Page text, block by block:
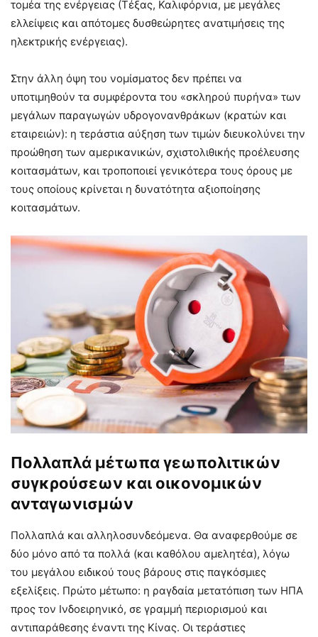
τομέα της ενέργειας (Τέξας, Καλιφόρνια, με μεγάλες
ελλείψεις και απότομες δυσθεώρητες ανατιμήσεις της
ηλεκτρικής ενέργειας).
Στην άλλη όψη του νομίσματος δεν πρέπει να
υποτιμηθούν τα συμφέροντα του «σκληρού πυρήνα» των
μεγάλων παραγωγών υδρογονανθράκων (κρατών και
εταιρειών): η τεράστια αύξηση των τιμών διευκολύνει την
προώθηση των αμερικανικών, σχιστολιθικής προέλευσης
κοιτασμάτων, και τροποποιεί γενικότερα τους όρους με
τους οποίους κρίνεται η δυνατότητα αξιοποίησης
κοιτασμάτων.
Πολλαπλά μέτωπα γεωπολιτικών
συγκρούσεων και οικονομικών
ανταγωνισμών
Πολλαπλά και αλληλοσυνδεόμενα. Θα αναφερθούμε σε
δύο μόνο από τα πολλά (και καθόλου αμελητέα), λόγω
του μεγάλου ειδικού τους βάρους στις παγκόσμιες
εξελίξεις. Πρώτο μέτωπο: η ραγδαία μετατόπιση των ΗΠΑ
προς τον Ινδοειρηνικό, σε γραμμή περιορισμού και
αντιπαράθεσης έναντι της Κίνας. Οι τεράστιες